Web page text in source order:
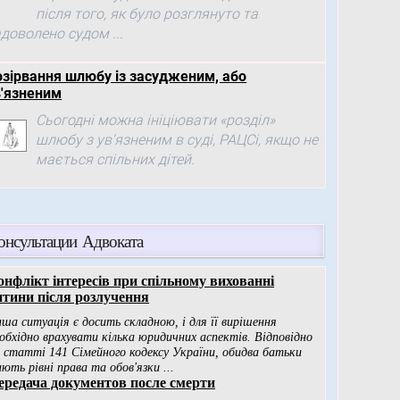
після того, як було розглянуто та
судом ...
шлюбу із засудженим, або
Сьогодні можна ініціювати «розділ»
шлюбу з ув'язненим в суді, РАЦСі, якщо не
мається спільних дітей.
Адвоката